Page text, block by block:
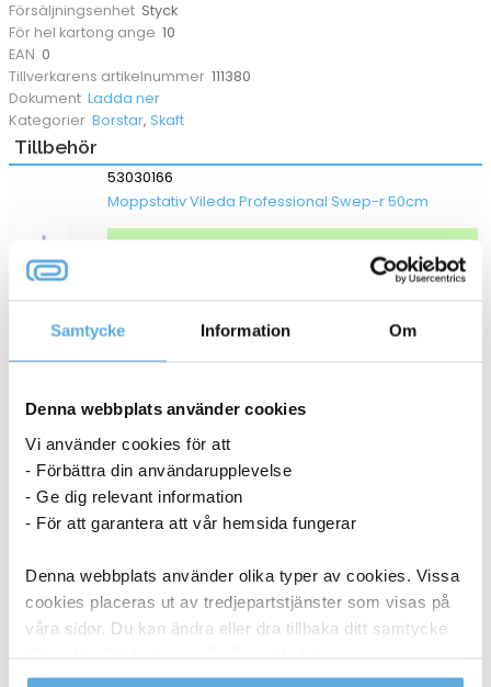
Samtycke Information Om
Denna webbplats använder cookies
Vi använder cookies för att
- Förbättra din användarupplevelse
- Ge dig relevant information
- För att garantera att vår hemsida fungerar
Denna webbplats använder olika typer av cookies. Vissa
cookies placeras ut av tredjepartstjänster som visas på
våra sidor. Du kan ändra eller dra tillbaka ditt samtycke
Försäljningsenhet Styck
För hel kartong ange 10
EAN 0
Tillverkarens artikelnummer 111380
Dokument Ladda ner
Kategorier Borstar,Skaft
Tillbehör
53030166
Moppstativ Vileda Professional Swep-r 50cm
ANDRA KÖPTE OCKSÅ